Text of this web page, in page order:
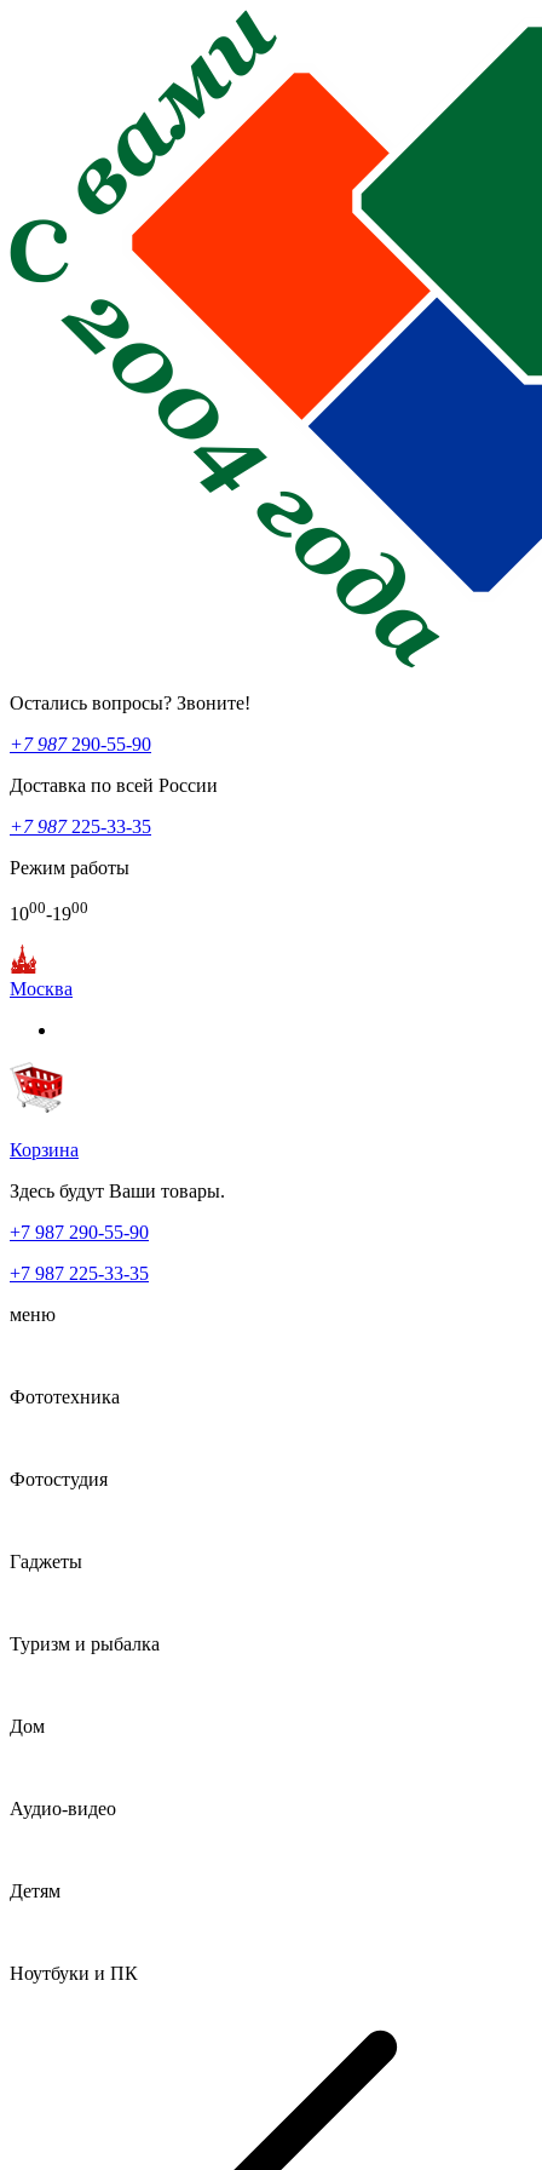
Остались вопросы? Звоните!
+7 987290-55-90
Доставка по всей России
+7 987225-33-35
Режим работы
1000-1900
Москва
Корзина
Здесь будут Ваши товары.
+7 987 290-55-90
+7 987 225-33-35
меню
Фототехника
Фотостудия
Гаджеты
Туризм и рыбалка
Дом
Аудио-видео
Детям
Ноутбуки и ПК